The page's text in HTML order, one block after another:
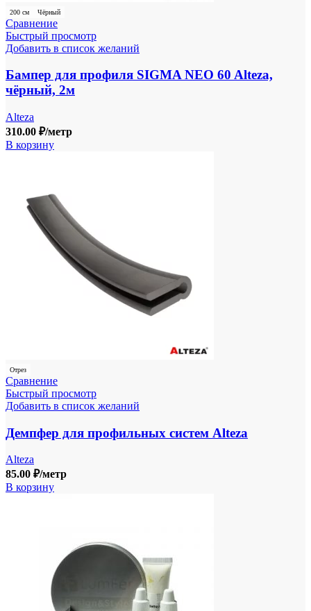
200 см Чёрный
Сравнение
Быстрый просмотр
Добавить в список желаний
Бампер для профиля SIGMA NEO 60 Alteza,
чёрный, 2м
Alteza
310.00 ₽/метр
В корзину
Отрез
Сравнение
Быстрый просмотр
Добавить в список желаний
Демпфер для профильных систем Alteza
Alteza
85.00 ₽/метр
В корзину